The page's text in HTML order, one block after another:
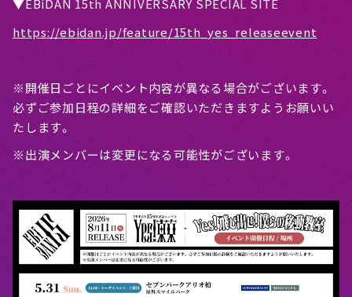
▼EBiDAN 15th ANNIVERSARY SPECIAL SITE
https://ebidan.jp/feature/15th_yes_releaseevent
※開催日ごとにイベント内容が異なる場合がございます。
必ずご参加日程の詳細をご確認いただきますようお願いい
たします。
※出演メンバーは変更になる可能性がございます。